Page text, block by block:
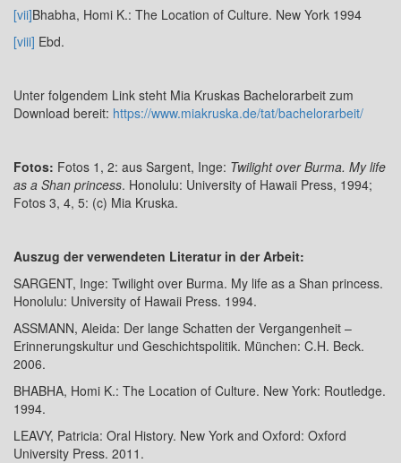
[vii]Bhabha, Homi K.: The Location of Culture. New York 1994
[viii] Ebd.
Unter folgendem Link steht Mia Kruskas Bachelorarbeit zum
Download bereit: https://www.miakruska.de/tat/bachelorarbeit/
Fotos: Fotos 1, 2: aus Sargent, Inge: Twilight over Burma. My life
as a Shan princess. Honolulu: University of Hawaii Press, 1994;
Fotos 3, 4, 5: (c) Mia Kruska.
Auszug der verwendeten Literatur in der Arbeit:
SARGENT, Inge: Twilight over Burma. My life as a Shan princess.
Honolulu: University of Hawaii Press. 1994.
ASSMANN, Aleida: Der lange Schatten der Vergangenheit –
Erinnerungskultur und Geschichtspolitik. München: C.H. Beck.
2006.
BHABHA, Homi K.: The Location of Culture. New York: Routledge.
1994.
LEAVY, Patricia: Oral History. New York and Oxford: Oxford
University Press. 2011.